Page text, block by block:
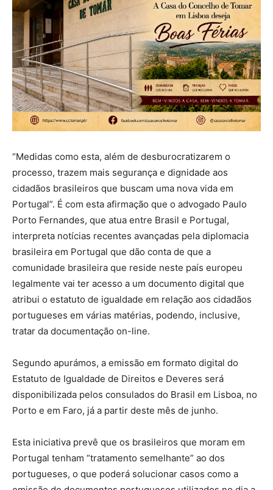
“Medidas como esta, além de desburocratizarem o
processo, trazem mais segurança e dignidade aos
cidadãos brasileiros que buscam uma nova vida em
Portugal”. É com esta afirmação que o advogado Paulo
Porto Fernandes, que atua entre Brasil e Portugal,
interpreta notícias recentes avançadas pela diplomacia
brasileira em Portugal que dão conta de que a
comunidade brasileira que reside neste país europeu
legalmente vai ter acesso a um documento digital que
atribui o estatuto de igualdade em relação aos cidadãos
portugueses em várias matérias, podendo, inclusive,
tratar da documentação on-line.
Segundo apurámos, a emissão em formato digital do
Estatuto de Igualdade de Direitos e Deveres será
disponibilizada pelos consulados do Brasil em Lisboa, no
Porto e em Faro, já a partir deste mês de junho.
Esta iniciativa prevê que os brasileiros que moram em
Portugal tenham “tratamento semelhante” ao dos
portugueses, o que poderá solucionar casos como a